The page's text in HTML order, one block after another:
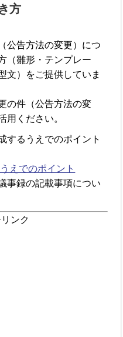
方
公告方法の変更）につ
（雛形・テンプレー
文）をご提供していま
の件（公告方法の変
用ください。
するうえでのポイント
えでのポイント
事録の記載事項につい
ンク